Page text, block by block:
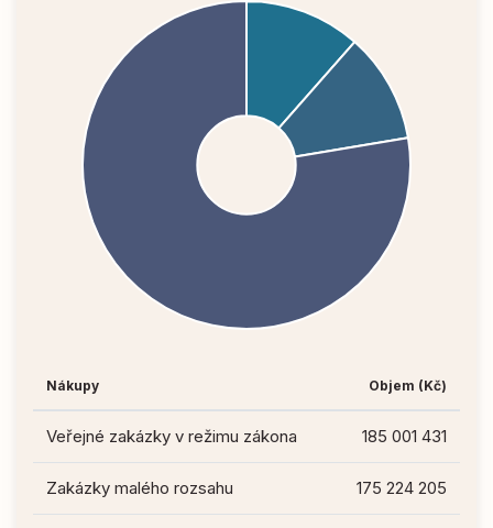
Nákupy Objem (Kč)
Veřejné zakázky v režimu zákona 185 001 431
Zakázky malého rozsahu 175 224 205